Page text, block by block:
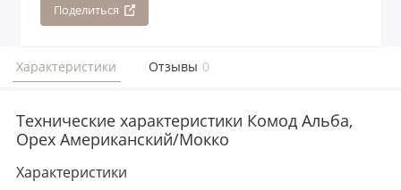
Поделиться
Характеристики Отзывы 0
Технические характеристики Комод Альба,
Орех Американский/Мокко
Характеристики